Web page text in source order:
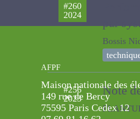
#260
2024
et par
Bossis
#256
2023 Note
AFPF
Maison nationale des
149 rue de Bercy
75595 Paris Cedex 12